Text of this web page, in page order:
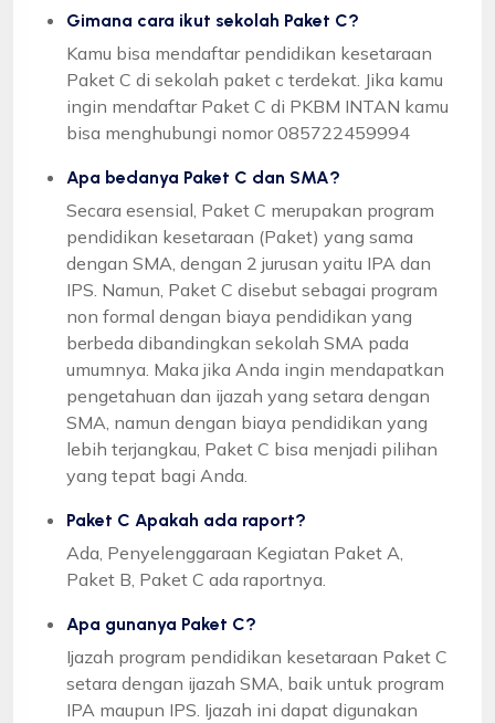
Gimana cara ikut sekolah Paket C?
Kamu bisa mendaftar pendidikan kesetaraan
Paket C di sekolah paket c terdekat. Jika kamu
ingin mendaftar Paket C di PKBM INTAN kamu
bisa menghubungi nomor 085722459994
Apa bedanya Paket C dan SMA?
Secara esensial, Paket C merupakan program
pendidikan kesetaraan (Paket) yang sama
dengan SMA, dengan 2 jurusan yaitu IPA dan
IPS. Namun, Paket C disebut sebagai program
non formal dengan biaya pendidikan yang
berbeda dibandingkan sekolah SMA pada
umumnya. Maka jika Anda ingin mendapatkan
pengetahuan dan ijazah yang setara dengan
SMA, namun dengan biaya pendidikan yang
lebih terjangkau, Paket C bisa menjadi pilihan
yang tepat bagi Anda.
Paket C Apakah ada raport?
Ada, Penyelenggaraan Kegiatan Paket A,
Paket B, Paket C ada raportnya.
Apa gunanya Paket C?
Ijazah program pendidikan kesetaraan Paket C
setara dengan ijazah SMA, baik untuk program
IPA maupun IPS. Ijazah ini dapat digunakan